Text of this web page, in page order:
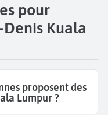
pour
Kuala
proposent des
Lumpur ?